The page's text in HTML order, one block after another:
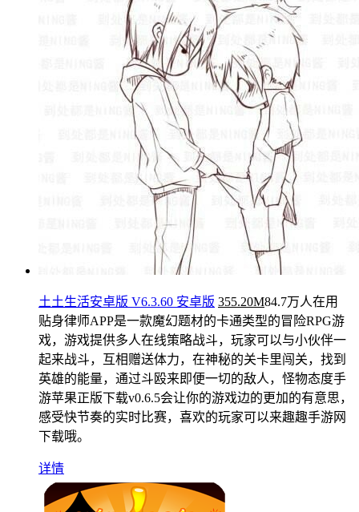
土土生活安卓版 V6.3.60 安卓版 355.20M84.7万人在用
贴身律师APP是一款魔幻题材的卡通类型的冒险RPG游
戏，游戏提供多人在线策略战斗，玩家可以与小伙伴一
起来战斗，互相赠送体力，在神秘的关卡里闯关，找到
英雄的能量，通过斗殴来即便一切的敌人，怪物态度手
游苹果正版下载v0.6.5会让你的游戏边的更加的有意思，
感受快节奏的实时比赛，喜欢的玩家可以来趣趣手游网
下载哦。
详情